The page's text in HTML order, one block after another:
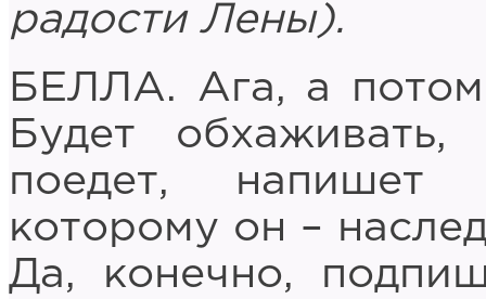
радости Лены).
БЕЛЛА. Ага, а
Будет
поедет, напишет
которому он –
Да, конечно,